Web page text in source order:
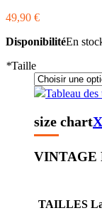
49,90 €
DisponibilitéEn
*Taille
Tableau des
size chartX
VINTAGE
TAILLES